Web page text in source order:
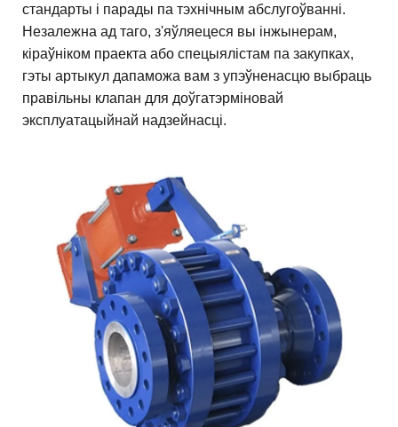
стандарты і парады па тэхнічным абслугоўванні.
Незалежна ад таго, з'яўляецеся вы інжынерам,
кіраўніком праекта або спецыялістам па закупках,
гэты артыкул дапаможа вам з упэўненасцю выбраць
правільны клапан для доўгатэрміновай
эксплуатацыйнай надзейнасці.